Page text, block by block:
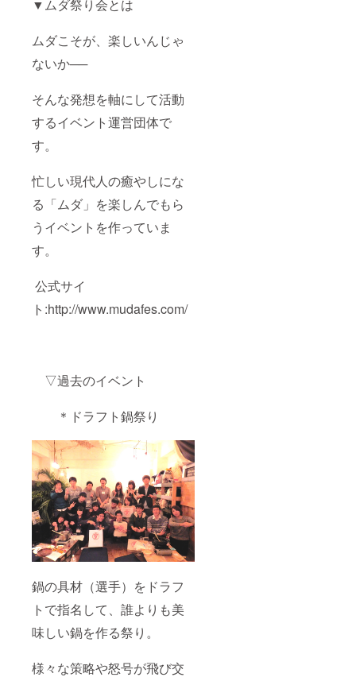
▼ムダ祭り会とは
ムダこそが、楽しいんじゃ
ないか──
そんな発想を軸にして活動
するイベント運営団体で
す。
忙しい現代人の癒やしにな
る「ムダ」を楽しんでもら
うイベントを作っていま
す。
公式サイ
ト:http://www.mudafes.com/
▽過去のイベント
＊ドラフト鍋祭り
鍋の具材（選手）をドラフ
トで指名して、誰よりも美
味しい鍋を作る祭り。
様々な策略や怒号が飛び交